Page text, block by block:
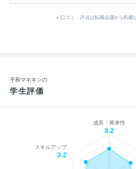
※ 口コミ・評点は転職会議から転載
平和マネキンの
学生評価
成長・将来性
3.2
スキルアップ
3.2